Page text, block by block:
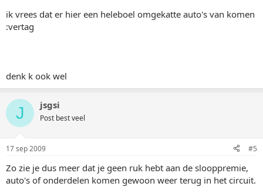
ik vrees dat er hier een heleboel omgekatte auto's van komen
:vertag
denk k ook wel
J jsgsi
Post best veel
17 sep 2009 #5
Zo zie je dus meer dat je geen ruk hebt aan de slooppremie,
auto's of onderdelen komen gewoon weer terug in het circuit.